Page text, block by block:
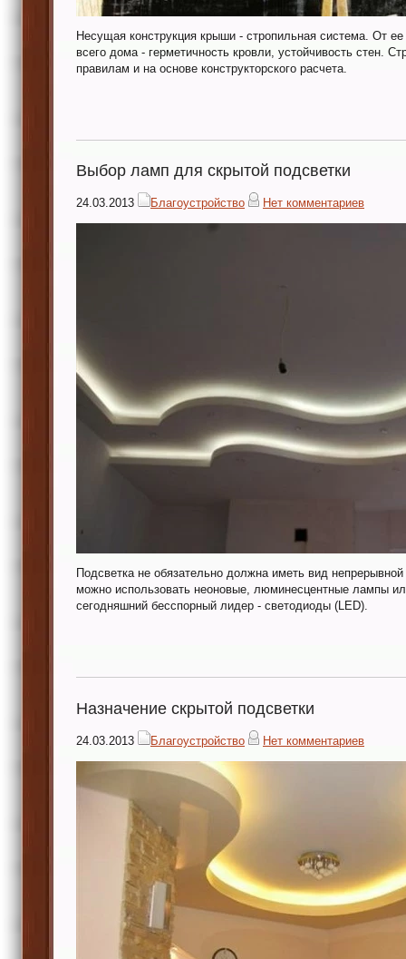
Несущая конструкция крыши - стропильная система. От ее
всего дома - герметичность кровли, устойчивость стен.
правилам и на основе конструкторского расчета.
Выбор ламп для скрытой подсветки
24.03.2013 Благоустройство Нет комментариев
Подсветка не обязательно должна иметь вид
можно использовать неоновые, люминесцентные лампы
сегодняшний бесспорный лидер - светодиоды (LED).
Назначение скрытой подсветки
24.03.2013 Благоустройство Нет комментариев